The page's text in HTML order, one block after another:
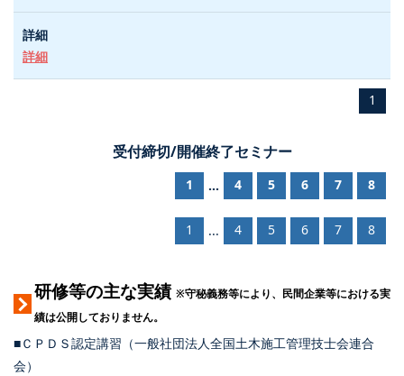
詳細
1
受付締切/開催終了セミナー
1 ... 4 5 6 7 8
1 ... 4 5 6 7 8
研修等の主な実績 ※守秘義務等により、民間企業等における実
績は公開しておりません。
■ＣＰＤＳ認定講習（一般社団法人全国土木施工管理技士会連合
会）